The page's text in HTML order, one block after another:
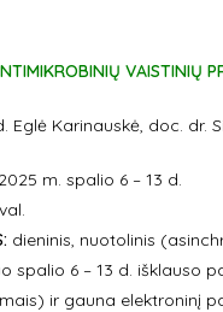
VAISTINIŲ
Eglė Karinauskė, doc. dr.
2025 m. spalio 6 – 13 d.
dieninis, nuotolinis
spalio 6 – 13 d. išklauso
ir gauna elektroninį